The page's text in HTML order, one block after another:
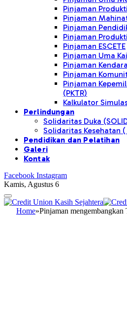
Pinjaman
Pinjaman
Pinjaman
Pinjaman
Pinjaman ESCETE
Pinjaman Uma
Pinjaman
Pinjaman
Pinjaman
(PKTR)
Kalkulator
Perlindungan
Solidaritas Duka
Solidaritas Kesehatan (
Pendidikan dan Pelatihan
Galeri
Kontak
Facebook Instagram
Kamis, Agustus 6
Home»Pinjaman